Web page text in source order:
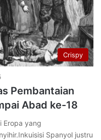
Crispy
Pembantaian
Abad ke-18
Eropa yang
Spanyol justru